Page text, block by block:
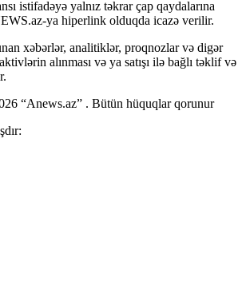
istifadəyə yalnız təkrar çap qaydalarına
ya hiperlink olduqda icazə verilir.
xəbərlər, analitiklər, proqnozlar və digər
alınması və ya satışı ilə bağlı təklif və
“Anews.az” . Bütün hüquqlar qorunur